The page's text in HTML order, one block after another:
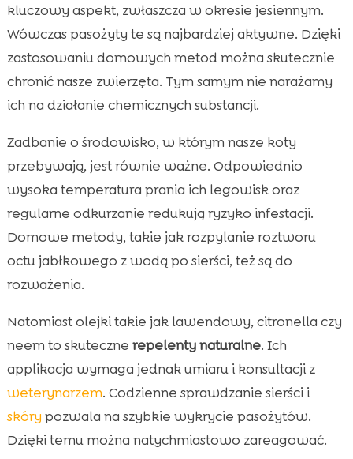
kluczowy aspekt, zwłaszcza w okresie jesiennym.
Wówczas pasożyty te są najbardziej aktywne. Dzięki
zastosowaniu domowych metod można skutecznie
chronić nasze zwierzęta. Tym samym nie narażamy
ich na działanie chemicznych substancji.
Zadbanie o środowisko, w którym nasze koty
przebywają, jest równie ważne. Odpowiednio
wysoka temperatura prania ich legowisk oraz
regularne odkurzanie redukują ryzyko infestacji.
Domowe metody, takie jak rozpylanie roztworu
octu jabłkowego z wodą po sierści, też są do
rozważenia.
Natomiast olejki takie jak lawendowy, citronella czy
neem to skuteczne repelenty naturalne. Ich
applikacja wymaga jednak umiaru i konsultacji z
weterynarzem. Codzienne sprawdzanie sierści i
skóry pozwala na szybkie wykrycie pasożytów.
Dzięki temu można natychmiastowo zareagować.